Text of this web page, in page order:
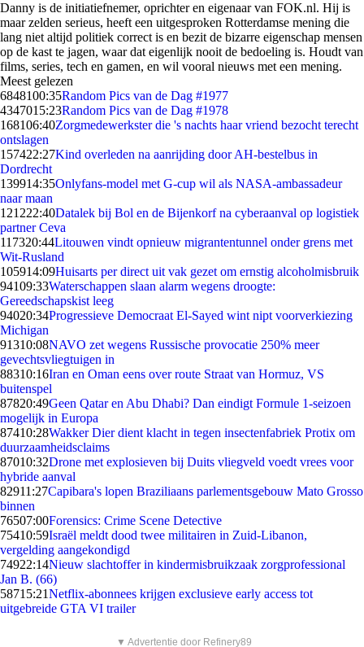
Danny is de initiatiefnemer, oprichter en eigenaar van FOK.nl. Hij is
maar zelden serieus, heeft een uitgesproken Rotterdamse mening die
lang niet altijd politiek correct is en bezit de bizarre eigenschap mensen
op de kast te jagen, waar dat eigenlijk nooit de bedoeling is. Houdt van
films, series, tech en gamen, en wil vooral nieuws met een mening.
Meest gelezen
6848100:35Random Pics van de Dag #1977
4347015:23Random Pics van de Dag #1978
168106:40Zorgmedewerkster die 's nachts haar vriend bezocht terecht
ontslagen
157422:27Kind overleden na aanrijding door AH-bestelbus in
Dordrecht
139914:35Onlyfans-model met G-cup wil als NASA-ambassadeur
naar maan
121222:40Datalek bij Bol en de Bijenkorf na cyberaanval op logistiek
partner Ceva
117320:44Litouwen vindt opnieuw migrantentunnel onder grens met
Wit-Rusland
105914:09Huisarts per direct uit vak gezet om ernstig alcoholmisbruik
94109:33Waterschappen slaan alarm wegens droogte:
Gereedschapskist leeg
94020:34Progressieve Democraat El-Sayed wint nipt voorverkiezing
Michigan
91310:08NAVO zet wegens Russische provocatie 250% meer
gevechtsvliegtuigen in
88310:16Iran en Oman eens over route Straat van Hormuz, VS
buitenspel
87820:49Geen Qatar en Abu Dhabi? Dan eindigt Formule 1-seizoen
mogelijk in Europa
87410:28Wakker Dier dient klacht in tegen insectenfabriek Protix om
duurzaamheidsclaims
87010:32Drone met explosieven bij Duits vliegveld voedt vrees voor
hybride aanval
82911:27Capibara's lopen Braziliaans parlementsgebouw Mato Grosso
binnen
76507:00Forensics: Crime Scene Detective
75410:59Israël meldt dood twee militairen in Zuid-Libanon,
vergelding aangekondigd
74922:14Nieuw slachtoffer in kindermisbruikzaak zorgprofessional
Jan B. (66)
58715:21Netflix-abonnees krijgen exclusieve early access tot
uitgebreide GTA VI trailer
▼ Advertentie door Refinery89